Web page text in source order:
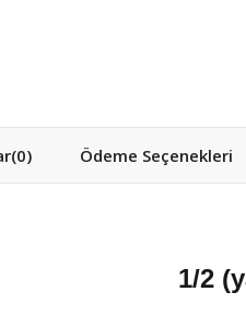
(0) Ödeme Seçenekleri
1/2